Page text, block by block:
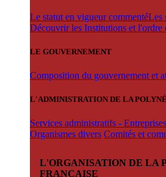
Le statut en vigueur commentéLes
Découvrir les Institutions et l'ordre
LE GOUVERNEMENT
Composition du gouvernement et
L'ADMINISTRATION DE LA
Services administratifs -
Organismes divers Comités et
L'ORGANISATION DE LA
FRANÇAISE